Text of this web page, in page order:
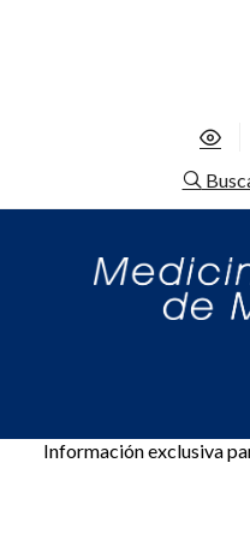
Información exclusiva